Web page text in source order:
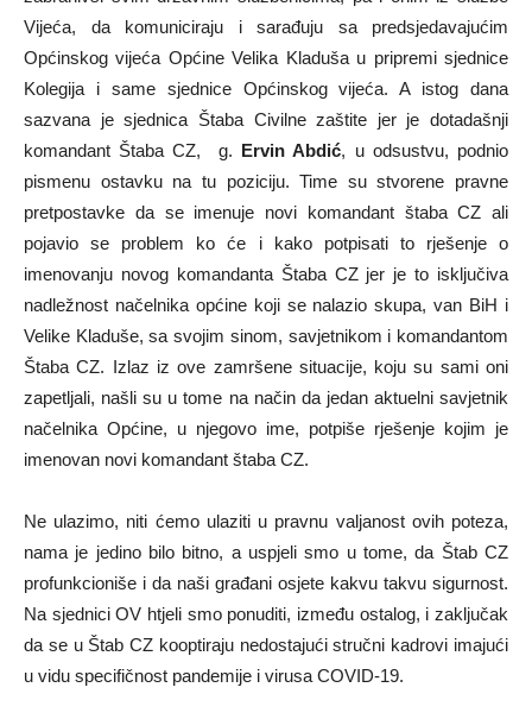
Vijeća, da komuniciraju i sarađuju sa predsjedavajućim
Općinskog vijeća Općine Velika Kladuša u pripremi sjednice
Kolegija i same sjednice Općinskog vijeća. A istog dana
sazvana je sjednica Štaba Civilne zaštite jer je dotadašnji
komandant Štaba CZ, g. Ervin Abdić, u odsustvu, podnio
pismenu ostavku na tu poziciju. Time su stvorene pravne
pretpostavke da se imenuje novi komandant štaba CZ ali
pojavio se problem ko će i kako potpisati to rješenje o
imenovanju novog komandanta Štaba CZ jer je to isključiva
nadležnost načelnika općine koji se nalazio skupa, van BiH i
Velike Kladuše, sa svojim sinom, savjetnikom i komandantom
Štaba CZ. Izlaz iz ove zamršene situacije, koju su sami oni
zapetljali, našli su u tome na način da jedan aktuelni savjetnik
načelnika Općine, u njegovo ime, potpiše rješenje kojim je
imenovan novi komandant štaba CZ.
Ne ulazimo, niti ćemo ulaziti u pravnu valjanost ovih poteza,
nama je jedino bilo bitno, a uspjeli smo u tome, da Štab CZ
profunkcioniše i da naši građani osjete kakvu takvu sigurnost.
Na sjednici OV htjeli smo ponuditi, između ostalog, i zaključak
da se u Štab CZ kooptiraju nedostajući stručni kadrovi imajući
u vidu specifičnost pandemije i virusa COVID-19.